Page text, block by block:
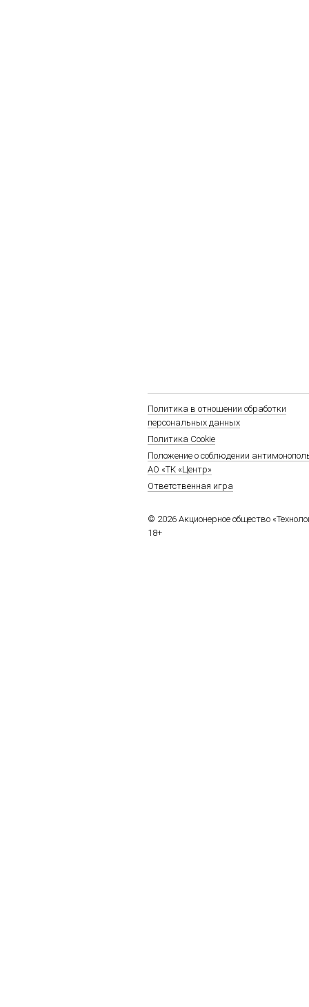
Политика в отношении обработки
персональных данных
Политика Cookie
Положение о соблюдении
АО «ТК «Центр»
Ответственная игра
© 2026 Акционерное общество
18+